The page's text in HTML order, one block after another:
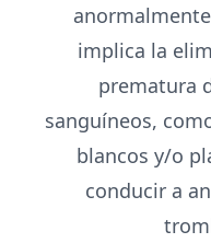
implica la
prematura
sanguíneos,
blancos y/o
conducir a